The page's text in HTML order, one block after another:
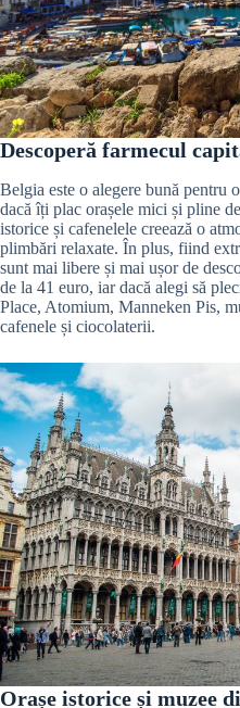
Descoperă farmecul
Belgia este o alegere bună pentru
dacă îți plac orașele mici și pline
istorice și cafenelele creează o
plimbări relaxate. În plus, fiind
sunt mai libere și mai ușor de
de la 41 euro, iar dacă alegi să
Place, Atomium, Manneken Pis,
cafenele și ciocolaterii.
Orașe istorice și muzee